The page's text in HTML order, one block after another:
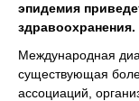
эпидемия
здравоохранения.
Международная
существующая
ассоциаций,